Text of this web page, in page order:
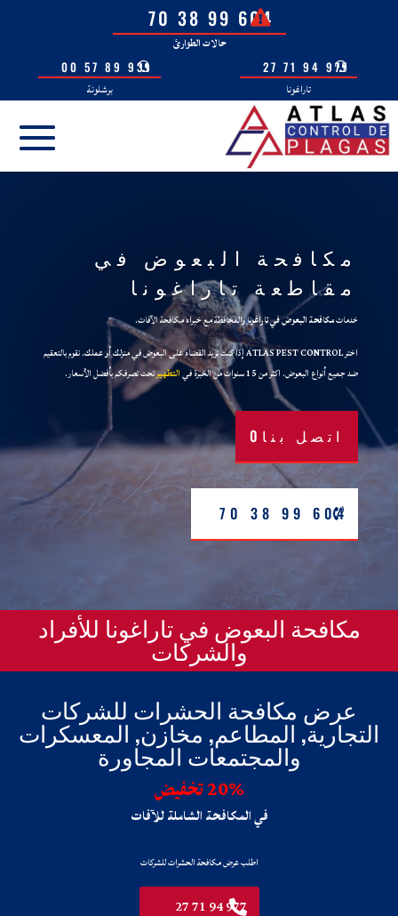
604 99 38 70
حالات الطوارئ
931 89 57 00
برشلونة
977 94 71 27
تاراغونا
مكافحة البعوض في
مقاطعة تاراغونا
خدماتمكافحة البعوض في تاراغوناوالمحافظة مع خبراء مكافحة الآفات.
اختر ATLAS PEST CONTROL إذا كنت تريد القضاء على البعوض في منزلك أو عملك. نقوم بالتعقيم
ضد جميع أنواع البعوض. اكثر من 15 سنوات من الخبرة في
التطهيرتحت تصرفكم بأفضل الأسعار.
اتصل بنا0
604 99 38 70
مكافحة البعوض في تاراغونا للأفراد
والشركات
عرض مكافحة الحشرات للشركات
التجارية, المطاعم, مخازن, المعسكرات
والمجتمعات المجاورة
20% تخفيض
في المكافحة الشاملة للآفات
اطلب عرض مكافحة الحشرات للشركات
977 94 71 27